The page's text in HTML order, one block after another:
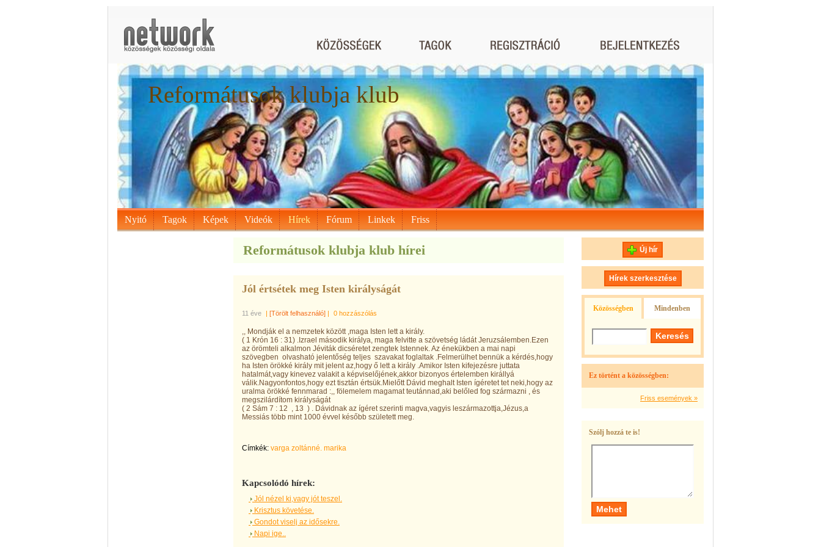
Reformátusok klubja klub
Nyitó Tagok Képek Videók Hírek Fórum Linkek Friss
Reformátusok klubja klub hírei
Jól értsétek meg Isten királyságát
11 éve | [Törölt felhasználó] | 0 hozzászólás
,, Mondják el a nemzetek között ,maga Isten lett a király.
( 1 Krón 16 : 31) .Izrael második királya, maga felvitte a szövetség ládát Jeruzsálemben.Ezen
az örömteli alkalmon Jéviták dicséretet zengtek Istennek. Az énekükben a mai napi
szövegben olvasható jelentőség teljes szavakat foglaltak .Felmerülhet bennük a kérdés,hogy
ha Isten örökké király mit jelent az,hogy ő lett a király .Amikor Isten kifejezésre juttata
hatalmát,vagy kinevez valakit a képviselőjének,akkor bizonyos értelemben királlyá
válik.Nagyonfontos,hogy ezt tisztán értsük.Mielőtt Dávid meghalt Isten ígéretet tet neki,hogy az
uralma örökké fennmarad :,, fölemelem magamat teutánnad,aki belőled fog származni , és
megszilárdítom királyságát
( 2 Sám 7 : 12 , 13 ) . Dávidnak az ígéret szerinti magva,vagyis leszármazottja,Jézus,a
Messiás több mint 1000 évvel később született meg.
Címkék: varga zoltánné. marika
Kapcsolódó hírek:
Jól nézel ki,vagy jót teszel.
Krisztus követése.
Gondot viselj az idősekre.
Napi ige..
Új hír
Hírek szerkesztése
Közösségben Mindenben
Ez történt a közösségben:
Friss események »
Szólj hozzá te is!